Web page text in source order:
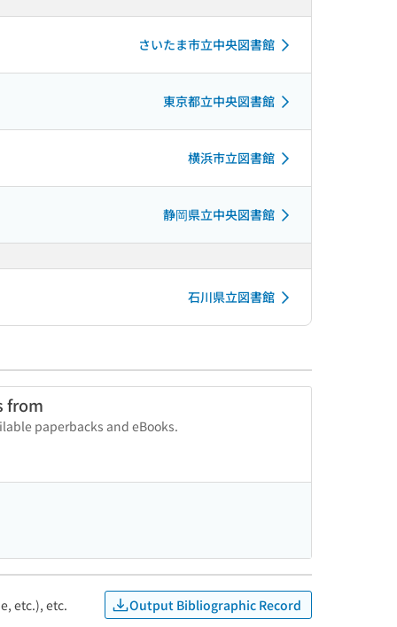
さいたま市立中央図書館
東京都立中央図書館
横浜市立図書館
静岡県立中央図書館
石川県立図書館
from
paperbacks and eBooks.
etc.), etc. Output Bibliographic Record